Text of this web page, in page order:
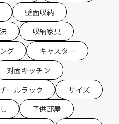
壁面収納
収納家具
グ
キャスター
対面キッチン
ールラック
サイズ
子供部屋